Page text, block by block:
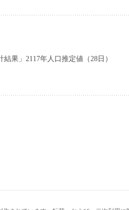
果」2117年人口推定値（28日）